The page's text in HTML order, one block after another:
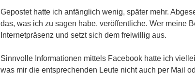
Gepostet hatte ich anfänglich wenig, später mehr.
das, was ich zu sagen habe, veröffentliche. Wer meine
Internetpräsenz und setzt sich dem freiwillig aus.
Sinnvolle Informationen mittels Facebook hatte ich
was mir die entsprechenden Leute nicht auch per Mail